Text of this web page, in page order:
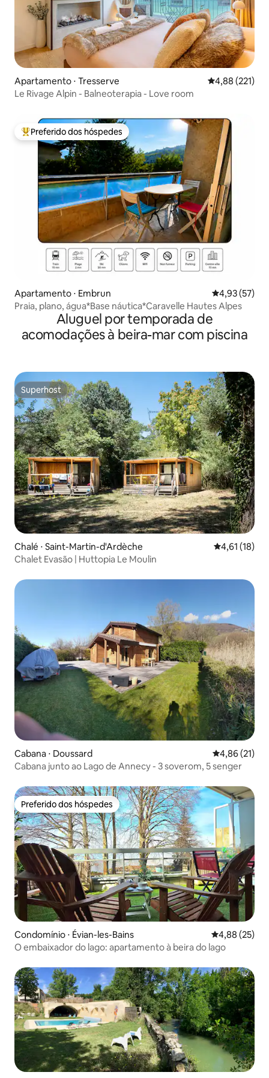
Apartamento ⋅ Tresserve 4,88 de uma
4,88 (221)
Le Rivage Alpin - Balneoterapia - Love room
Entre os melhores preferidos dos hóspedes
Preferido dos hóspedes
Apartamento ⋅ Embrun 4,93 de uma
4,93 (57)
Praia, plano, água*Base náutica*Caravelle Hautes Alpes
Aluguel por temporada de
acomodações à beira-mar com piscina
Superhost
Superhost
Chalé ⋅ Saint-Martin-d'Ardèche 4,61 de uma
4,61 (18)
Chalet Evasão | Huttopia Le Moulin
Cabana ⋅ Doussard 4,86 de uma
4,86 (21)
Cabana junto ao Lago de Annecy - 3 soverom, 5 senger
Preferido dos hóspedes
Preferido dos hóspedes
Condomínio ⋅ Évian-les-Bains 4,88 de uma
4,88 (25)
O embaixador do lago: apartamento à beira do lago